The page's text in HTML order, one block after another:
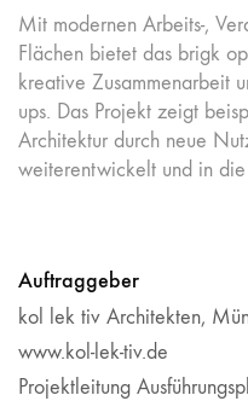
Mit modernen Arbeits-,
Flächen bietet das brigk
kreative Zusammenarbeit
ups. Das Projekt zeigt
Architektur durch neue
weiterentwickelt und in
Auftraggeber
kol lek tiv Architekten,
www.kol-lek-tiv.de
Projektleitung